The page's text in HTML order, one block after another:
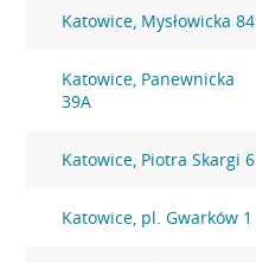
Katowice, Mysłowicka 84
Katowice, Panewnicka
39A
Katowice, Piotra Skargi 6
Katowice, pl. Gwarków 1